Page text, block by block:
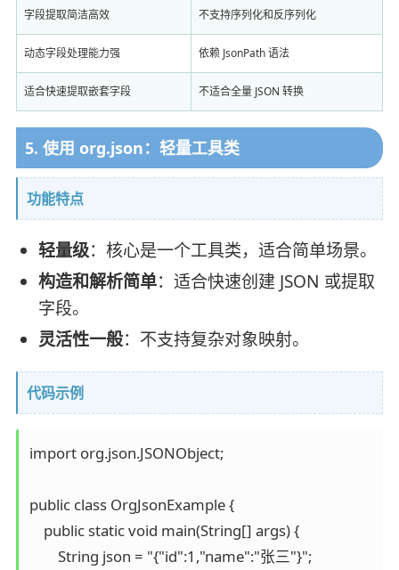
字段提取简洁高效 不支持序列化和反序列化
动态字段处理能力强 依赖 JsonPath 语法
适合快速提取嵌套字段 不适合全量 JSON 转换
5. 使用 org.json：轻量工具类
功能特点
轻量级：核心是一个工具类，适合简单场景。
构造和解析简单：适合快速创建 JSON 或提取
字段。
灵活性一般：不支持复杂对象映射。
代码示例
import org.json.JSONObject;
public class OrgJsonExample {
    public static void main(String[] args) {
        String json = "{"id":1,"name":"张三"}";